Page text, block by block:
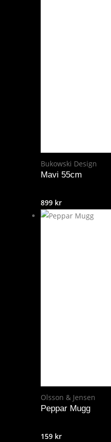
Bukowski Design
Mavi 55cm
899 kr
Olsson & Jensen
Peppar Mugg
159 kr